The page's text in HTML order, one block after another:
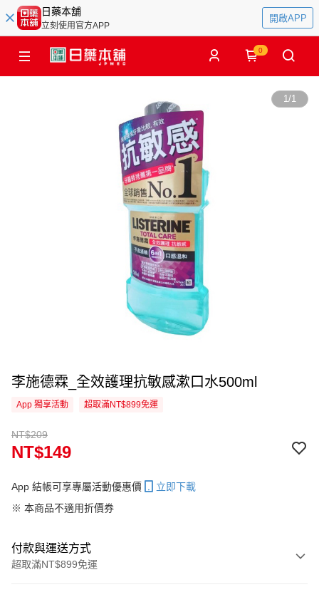
日藥本舖
立刻使用官方APP
開啟APP
0
1/1
李施德霖_全效護理抗敏感漱口水500ml
App 獨享活動 超取滿NT$899免運
NT$209
NT$149
App 結帳可享專屬活動優惠價
立即下載
※ 本商品不適用折價券
付款與運送方式
超取滿NT$899免運